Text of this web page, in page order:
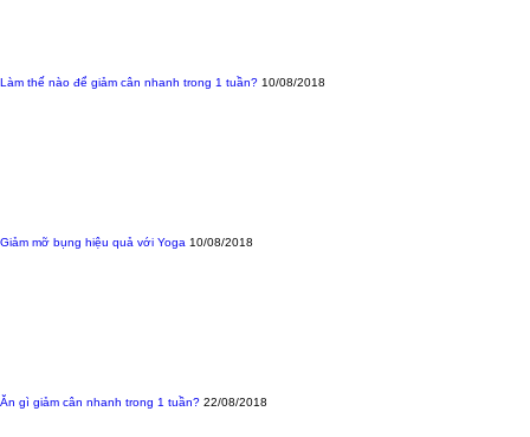
Làm thế nào để giảm cân nhanh trong 1 tuần? 10/08/2018
Giảm mỡ bụng hiệu quả với Yoga 10/08/2018
Ăn gì giảm cân nhanh trong 1 tuần? 22/08/2018